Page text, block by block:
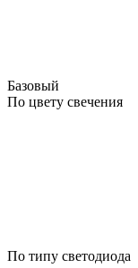
Базовый
По цвету свечения
По типу светодиода